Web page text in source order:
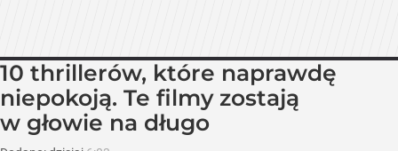
10 thrillerów, które naprawdę
niepokoją. Te filmy zostają
w głowie na długo